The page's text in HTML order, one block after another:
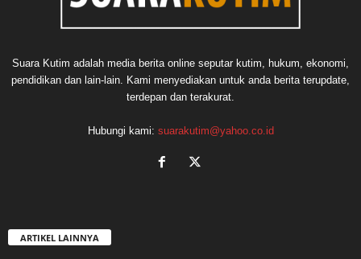
Suara Kutim adalah media berita online seputar kutim, hukum, ekonomi,
pendidikan dan lain-lain. Kami menyediakan untuk anda berita terupdate,
terdepan dan terakurat.
Hubungi kami: suarakutim@yahoo.co.id
ARTIKEL LAINNYA